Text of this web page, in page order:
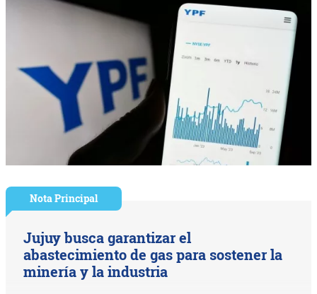
Nota Principal
Jujuy busca garantizar el
abastecimiento de gas para sostener la
minería y la industria